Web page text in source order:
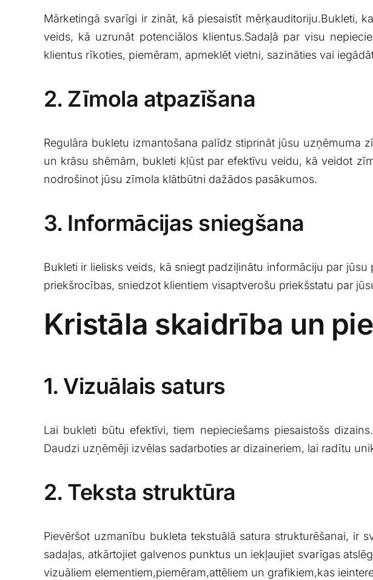
Mārketingā svarīgi⁤ ir‌ zināt, kā piesaistīt mērķauditoriju.Bukleti,
veids,⁣ kā ⁤uzrunāt potenciālos klientus.Sadaļā par visu
klientus rīkoties, piemēram,​ apmeklēt vietni, sazināties vai
2. Zīmola atpazīšana
Regulāra bukletu izmantošana palīdz stiprināt ​jūsu⁢ uzņēmuma⁢
un krāsu shēmām, bukleti kļūst ‍par efektīvu veidu, kā veidot​
nodrošinot jūsu zīmola klātbūtni dažādos pasākumos.
3. Informācijas sniegšana
Bukleti ir ‌lielisks veids, kā sniegt padziļinātu‍ informāciju par
priekšrocības, sniedzot ⁢klientiem visaptverošu priekšstatu par
Kristāla‌ skaidrība un
1. Vizuālais saturs
Lai bukleti būtu efektīvi, ​tiem nepieciešams piesaistošs‌
Daudzi⁣ uzņēmēji izvēlas sadarboties‌ ar dizaineriem, lai radītu
2. Teksta struktūra
Pievēršot uzmanību bukleta tekstuālā satura strukturēšanai, ir
⁣sadaļas,​ atkārtojiet galvenos punktus un ⁣iekļaujiet svarīgas
⁤vizuāliem ​elementiem,piemēram,attēliem un grafikiem,kas